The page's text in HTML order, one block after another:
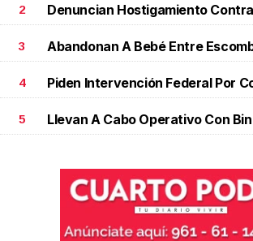
2 Denuncian Hostigamiento
3 Abandonan A Bebé Entre
4 Piden Intervención Federal Por
5 Llevan A Cabo Operativo Con